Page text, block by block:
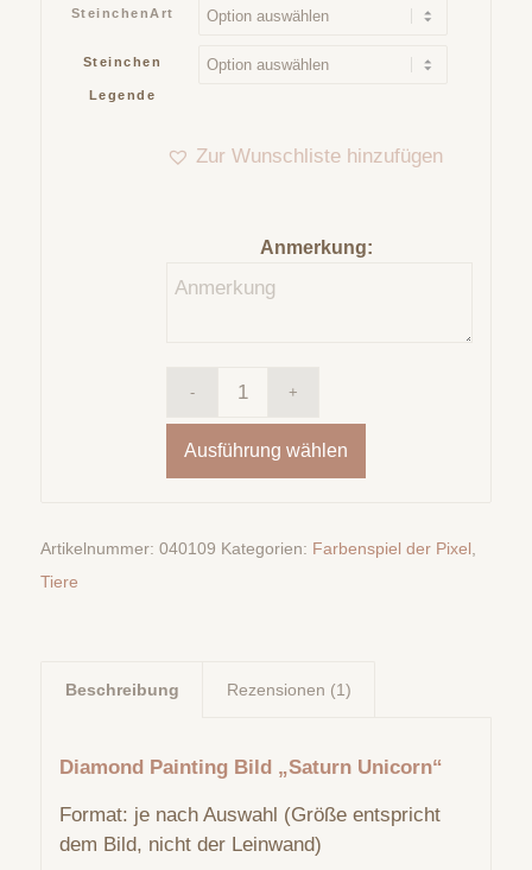
SteinchenArt
Steinchen
Legende
Zur Wunschliste hinzufügen
Anmerkung:
Ausführung wählen
Artikelnummer: 040109 Kategorien: Farbenspiel der Pixel
Tiere
Beschreibung Rezensionen (1)
Diamond Painting Bild „Saturn Unicorn“
Format: je nach Auswahl (Größe entspricht
dem Bild, nicht der Leinwand)